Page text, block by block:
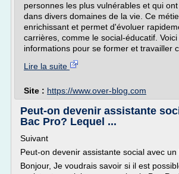
personnes les plus vulnérables et qui
dans divers domaines de la vie. Ce
enrichissant et permet d'évoluer
carrières, comme le social-éducatif.
informations pour se former et travailler
Lire la suite
Site : https://www.over-blog.com
Peut-on devenir assistante
Bac Pro? Lequel ...
Suivant
Peut-on devenir assistante social avec
Bonjour, Je voudrais savoir si il est